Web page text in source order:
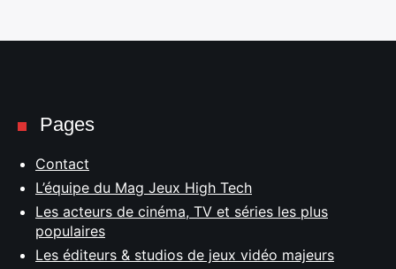
Pages
Contact
L’équipe du Mag Jeux High Tech
Les acteurs de cinéma, TV et séries les plus
populaires
Les éditeurs & studios de jeux vidéo majeurs